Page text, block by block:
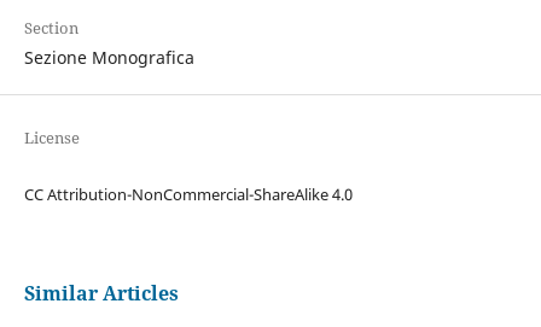
Section
Sezione Monografica
License
CC Attribution-NonCommercial-ShareAlike 4.0
Similar Articles